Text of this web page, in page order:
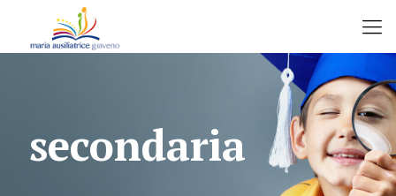
secondaria